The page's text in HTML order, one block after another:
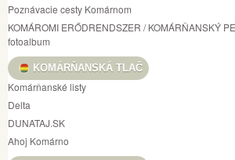
Poznávacie cesty Komárnom
KOMÁROMI ERŐDRENDSZER / KOMÁRŇANSKÝ
fotoalbum
KOMÁRŇANSKÁ TLAČ
Komárňanské listy
Delta
DUNATAJ.SK
Ahoj Komárno